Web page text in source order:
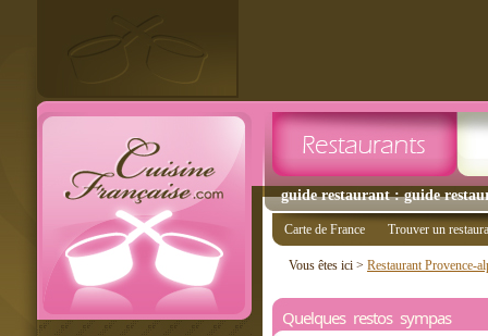
guide restaurant : guide
Carte de France Trouver un
Vous êtes ici > Restaurant Provence-
Quelques restos sympas